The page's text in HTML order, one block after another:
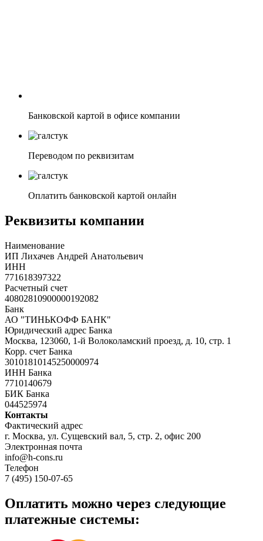
Банковской картой в офисе компании
Переводом по реквизитам
Оплатить банковской картой онлайн
Реквизиты компании
Наименование
ИП Лихачев Андрей Анатольевич
ИНН
771618397322
Расчетный счет
40802810900000192082
Банк
АО "ТИНЬКОФФ БАНК"
Юридический адрес Банка
Москва, 123060, 1-й Волоколамский проезд, д. 10, стр. 1
Корр. счет Банка
30101810145250000974
ИНН Банка
7710140679
БИК Банка
044525974
Контакты
Фактический адрес
г. Москва, ул. Сущевский вал, 5, стр. 2, офис 200
Электронная почта
info@h-cons.ru
Телефон
7 (495) 150-07-65
Оплатить можно через следующие
платежные системы: